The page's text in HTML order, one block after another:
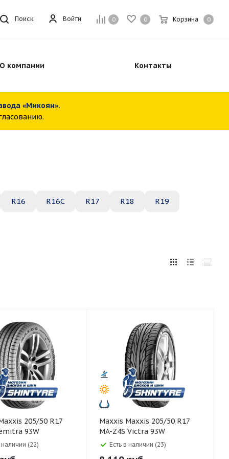
0 0 Корзина 0
Войти
Поиск
О компании Контакты
«Микоян».
R16 R16C R17 R18 R19
93W
наличии (22)
Maxxis Maxxis 205/50 R17
MA-Z4S Victra 93W
Есть в наличии (23)